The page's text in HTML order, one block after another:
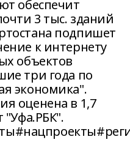
обеспечит
3 тыс. зданий
подпишет
к интернету
объектов
три года по
экономика".
оценена в 1,7
"Уфа.РБК".